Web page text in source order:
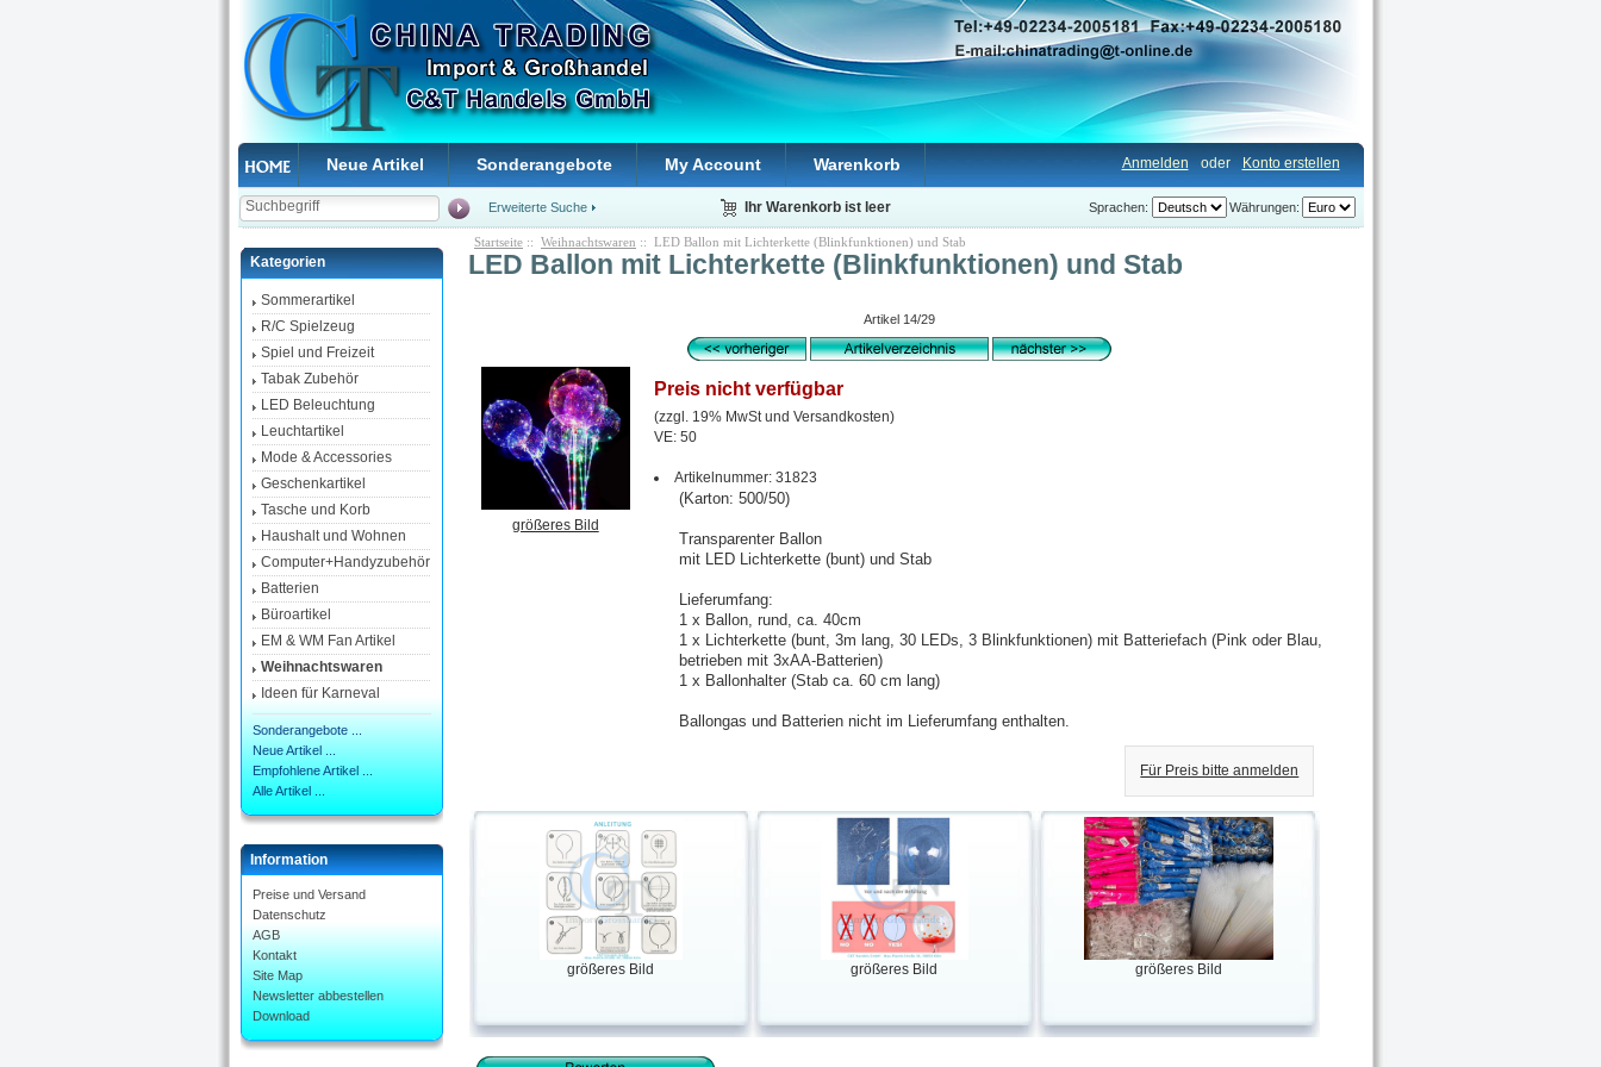
Neue Artikel Sonderangebote My Account Warenkorb Anmelden oder Konto erstellen
Erweiterte Suche Ihr Warenkorb ist leer Währungen:
Sprachen:
Kategorien
Sommerartikel
R/C Spielzeug
Spiel und Freizeit
Tabak Zubehör
LED Beleuchtung
Leuchtartikel
Mode & Accessories
Geschenkartikel
Tasche und Korb
Haushalt und Wohnen
Computer+Handyzubehör
Batterien
Büroartikel
EM & WM Fan Artikel
Weihnachtswaren
Ideen für Karneval
Sonderangebote ...
Neue Artikel ...
Empfohlene Artikel ...
Alle Artikel ...
Information
Preise und Versand
Datenschutz
AGB
Kontakt
Site Map
Newsletter abbestellen
Download
Startseite :: Weihnachtswaren :: LED Ballon mit Lichterkette (Blinkfunktionen) und Stab
LED Ballon mit Lichterkette (Blinkfunktionen) und Stab
Artikel 14/29
größeres Bild
Preis nicht verfügbar
(zzgl. 19% MwSt und Versandkosten)
VE: 50
Artikelnummer: 31823
(Karton: 500/50)
Transparenter Ballon
mit LED Lichterkette (bunt) und Stab
Lieferumfang:
1 x Ballon, rund, ca. 40cm
1 x Lichterkette (bunt, 3m lang, 30 LEDs, 3 Blinkfunktionen) mit Batteriefach (Pink oder Blau,
betrieben mit 3xAA-Batterien)
1 x Ballonhalter (Stab ca. 60 cm lang)
Ballongas und Batterien nicht im Lieferumfang enthalten.
Für Preis bitte anmelden
größeres Bild größeres Bild größeres Bild